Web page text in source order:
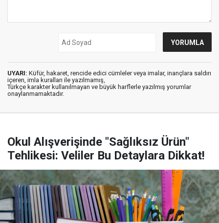
UYARI: Küfür, hakaret, rencide edici cümleler veya imalar, inançlara saldırı
içeren, imla kuralları ile yazılmamış,
Türkçe karakter kullanılmayan ve büyük harflerle yazılmış yorumlar
onaylanmamaktadır.
Okul Alışverişinde "Sağlıksız Ürün"
Tehlikesi: Veliler Bu Detaylara Dikkat!